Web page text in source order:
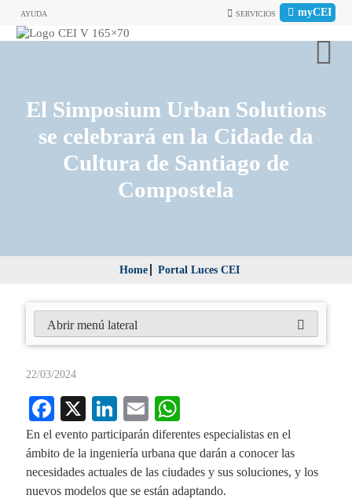
AYUDA myCEI
SERVICIOS
El Simposium Urban Solutions
se celebrará en la Cidade da
Cultura de Santiago de
Compostela
Home Portal Luces CEI
22/03/2024
Fa
ce
bo
ok
X
Li
nk
ed
In
E
m
ail
ha
ts
A
En el evento participarán diferentes especialistas en el
ámbito de la ingeniería urbana que darán a conocer las
necesidades actuales de las ciudades y sus soluciones, y los
nuevos modelos que se están adaptando.
Abrir menú lateral